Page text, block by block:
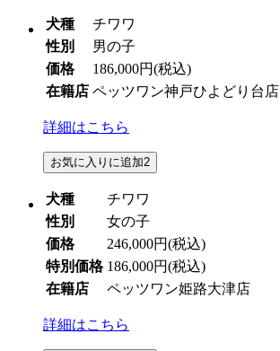
犬種
チワワ
性別
男の子
価格
186,000円(税込)
在籍店 ペッツワン神戸ひよどり台店
詳細はこちら
お気に入りに追加2
犬種
チワワ
性別
女の子
価格
246,000円(税込)
特別価格 186,000円(税込)
在籍店
ペッツワン姫路大津店
詳細はこちら